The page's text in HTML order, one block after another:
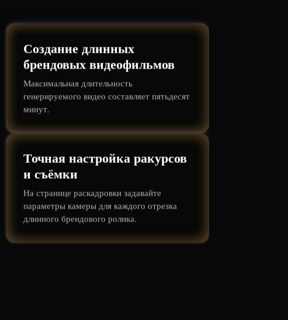
Создание длинных
брендовых видеофильмов
Максимальная длительность
генерируемого видео составляет пятьдесят
минут.
Точная настройка ракурсов
и съёмки
На странице раскадровки задавайте
параметры камеры для каждого отрезка
длинного брендового ролика.